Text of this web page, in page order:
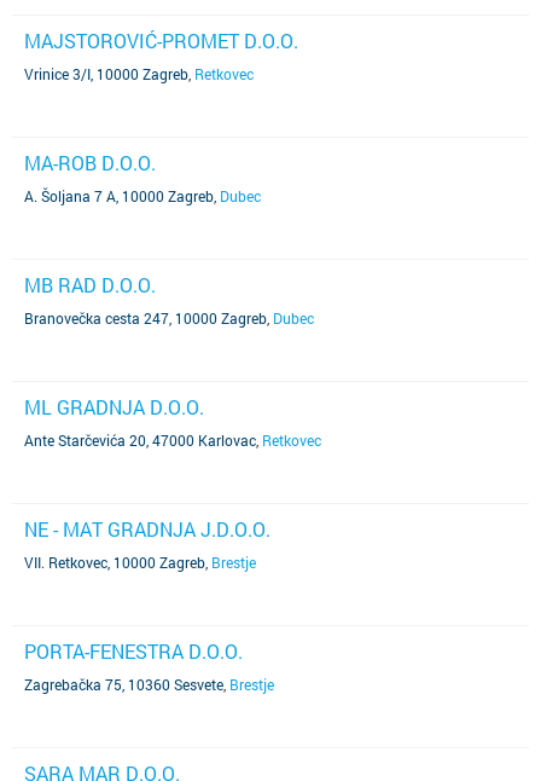
MAJSTOROVIĆ-PROMET D.O.O.
Vrinice 3/I, 10000 Zagreb, Retkovec
MA-ROB D.O.O.
A. Šoljana 7 A, 10000 Zagreb, Dubec
MB RAD D.O.O.
Branovečka cesta 247, 10000 Zagreb, Dubec
ML GRADNJA D.O.O.
Ante Starčevića 20, 47000 Karlovac, Retkovec
NE - MAT GRADNJA J.D.O.O.
VII. Retkovec, 10000 Zagreb, Brestje
PORTA-FENESTRA D.O.O.
Zagrebačka 75, 10360 Sesvete, Brestje
SARA MAR D.O.O.